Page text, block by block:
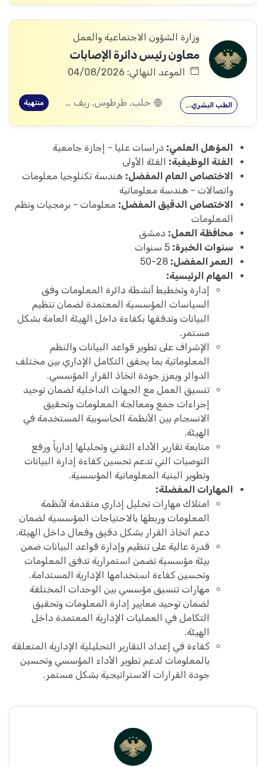
وزارة الشؤون الاجتماعية والعمل
معاون رئيس دائرة الإصابات
الموعد النهائي: 04/08/2026
الطب البشري… حلب, طرطوس, ريف دمشق, ديرالزور, درعا, السويداء, إدلب, القنيطرة, اللاذقية, الرقة, حمص, الحسكة, حماة منتهية
المؤهل العلمي: دراسات عليا - إجازة جامعية
الفئة الوظيفية: الفئة الأولى
الاختصاص العام المفضل: هندسة تكنلوجيا معلومات
واتصالات - هندسة معلوماتية
الاختصاص الدقيق المفضل: معلومات - برمجيات ونظم
المعلومات
محافظة العمل: دمشق
سنوات الخبرة:
العمر المفضل:
المهام الرئيسية:
إدارة وتخطيط أنشطة دائرة المعلومات وفق
السياسات المؤسسية المعتمدة لضمان تنظيم
البيانات وتدفقها بكفاءة داخل الهيئة العامة بشكل
مستمر.
الإشراف على تطوير قواعد البيانات والنظم
المعلوماتية بما يحقق التكامل الإداري بين مختلف
الدوائر ويعزز جودة اتخاذ القرار المؤسسي.
تنسيق العمل مع الجهات الداخلية لضمان توحيد
إجراءات جمع ومعالجة المعلومات وتحقيق
الانسجام بين الأنظمة الحاسوبية المستخدمة في
الهيئة.
متابعة تقارير الأداء التقني وتحليلها إدارياً ورفع
التوصيات التي تدعم تحسين كفاءة إدارة البيانات
وتطوير البنية المعلوماتية المؤسسية.
المهارات المفضلة:
امتلاك مهارات تحليل إداري متقدمة لأنظمة
المعلومات وربطها بالاحتياجات المؤسسية لضمان
دعم اتخاذ القرار بشكل دقيق وفعال داخل الهيئة.
قدرة عالية على تنظيم وإدارة قواعد البيانات ضمن
بيئة مؤسسية تضمن استمرارية تدفق المعلومات
وتحسين كفاءة استخدامها الإدارية المستدامة.
مهارات تنسيق مؤسسي بين الوحدات المختلفة
لضمان توحيد معايير إدارة المعلومات وتحقيق
التكامل في العمليات الإدارية المعتمدة داخل
الهيئة.
كفاءة في إعداد التقارير التحليلية الإدارية المتعلقة
بالمعلومات لدعم تطوير الأداء المؤسسي وتحسين
جودة القرارات الاستراتيجية بشكل مستمر.